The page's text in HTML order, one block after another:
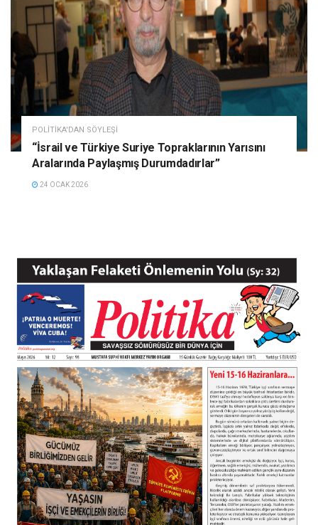
POLITIKA'DAN SÖYLEŞI
“İsrail ve Türkiye Suriye Topraklarının Yarısını
Aralarında Paylaşmış Durumdadırlar”
24 OCAK 2026